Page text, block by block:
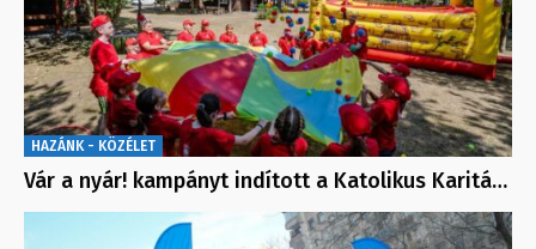
HAZÁNK - KÖZÉLET
Vár a nyár! kampányt indított a Katolikus Karitá…